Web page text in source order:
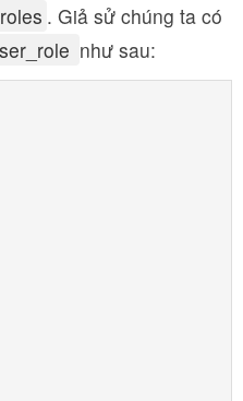
roles . Giả sử chúng ta có
như sau: